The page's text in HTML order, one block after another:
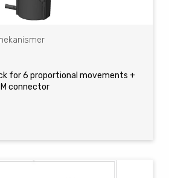
for 6 proportional movements +
connector